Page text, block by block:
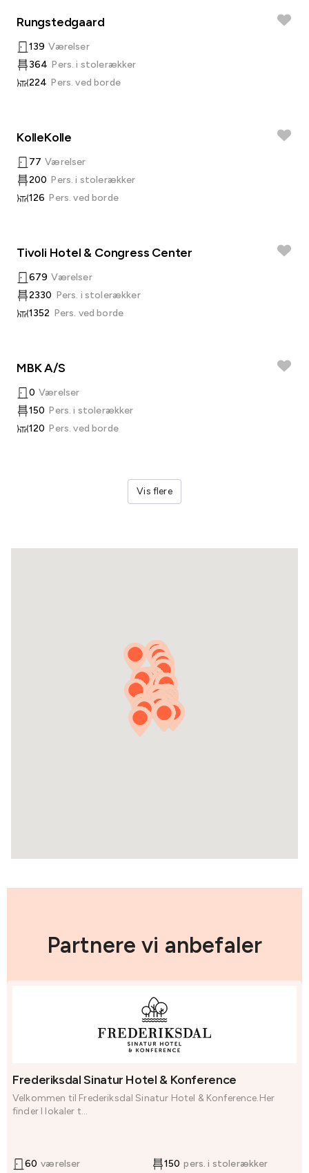
Rungstedgaard
139 Værelser
364 Pers. i stolerækker
224 Pers. ved borde
KolleKolle
77 Værelser
200 Pers. i stolerækker
126 Pers. ved borde
Tivoli Hotel & Congress Center
679 Værelser
2330 Pers. i stolerækker
1352 Pers. ved borde
MBK A/S
0 Værelser
150 Pers. i stolerækker
120 Pers. ved borde
Vis flere
Partnere vi anbefaler
Frederiksdal Sinatur Hotel & Konference
Velkommen til Frederiksdal Sinatur Hotel & Konference.Her
finder I lokaler t...
60 værelser 150 pers. i stolerækker